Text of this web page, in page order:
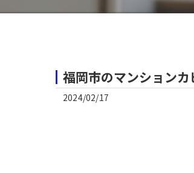
福岡市のマンション
2024/02/17